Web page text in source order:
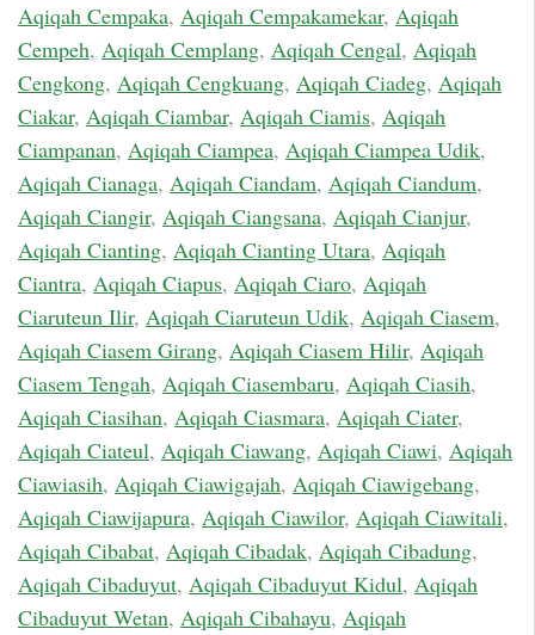
Aqiqah Cempaka, Aqiqah Cempakamekar, Aqiqah
Cempeh, Aqiqah Cemplang, Aqiqah Cengal, Aqiqah
Cengkong, Aqiqah Cengkuang, Aqiqah Ciadeg, Aqiqah
Ciakar, Aqiqah Ciambar, Aqiqah Ciamis, Aqiqah
Ciampanan, Aqiqah Ciampea, Aqiqah Ciampea Udik,
Aqiqah Cianaga, Aqiqah Ciandam, Aqiqah Ciandum,
Aqiqah Ciangir, Aqiqah Ciangsana, Aqiqah Cianjur,
Aqiqah Cianting, Aqiqah Cianting Utara, Aqiqah
Ciantra, Aqiqah Ciapus, Aqiqah Ciaro, Aqiqah
Ciaruteun Ilir, Aqiqah Ciaruteun Udik, Aqiqah Ciasem,
Aqiqah Ciasem Girang, Aqiqah Ciasem Hilir, Aqiqah
Ciasem Tengah, Aqiqah Ciasembaru, Aqiqah Ciasih,
Aqiqah Ciasihan, Aqiqah Ciasmara, Aqiqah Ciater,
Aqiqah Ciateul, Aqiqah Ciawang, Aqiqah Ciawi, Aqiqah
Ciawiasih, Aqiqah Ciawigajah, Aqiqah Ciawigebang,
Aqiqah Ciawijapura, Aqiqah Ciawilor, Aqiqah Ciawitali,
Aqiqah Cibabat, Aqiqah Cibadak, Aqiqah Cibadung,
Aqiqah Cibaduyut, Aqiqah Cibaduyut Kidul, Aqiqah
Cibaduyut Wetan, Aqiqah Cibahayu, Aqiqah